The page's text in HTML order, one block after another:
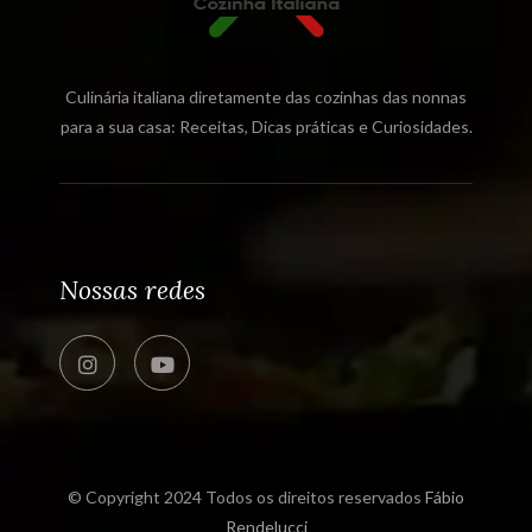
Culinária italiana diretamente das cozinhas das nonnas
para a sua casa: Receitas, Dicas práticas e Curiosidades.
Nossas redes
© Copyright 2024 Todos os direitos reservados Fábio
Rendelucci